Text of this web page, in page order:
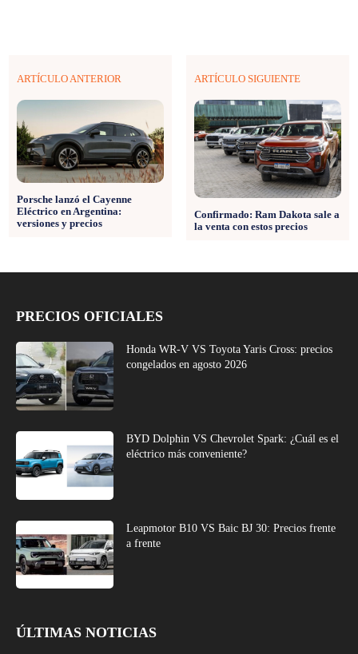
ARTÍCULO ANTERIOR
Porsche lanzó el Cayenne
Eléctrico en Argentina:
versiones y precios
ARTÍCULO SIGUIENTE
Confirmado: Ram Dakota sale a
la venta con estos precios
PRECIOS OFICIALES
Honda WR-V VS Toyota Yaris Cross: precios
congelados en agosto 2026
BYD Dolphin VS Chevrolet Spark: ¿Cuál es el
eléctrico más conveniente?
Leapmotor B10 VS Baic BJ 30: Precios frente
a frente
ÚLTIMAS NOTICIAS